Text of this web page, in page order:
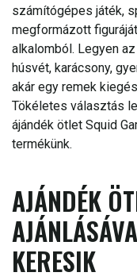
számítógépes játék,
megformázott
alkalomból. Legyen
húsvét, karácsony,
akár egy remek
Tökéletes választás
ájándék ötlet Squid
termékünk.
AJÁNDÉK
KERESIK